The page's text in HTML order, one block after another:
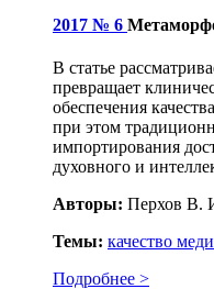
2017 № 6
В статье
превращает
обеспечения
при этом
импортирования
духовного и
Авторы: Перхов В.
Темы: качество
Подробнее >